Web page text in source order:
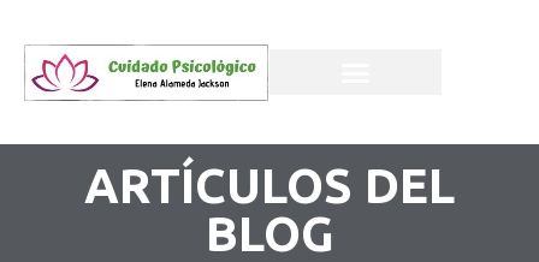
ARTÍCULOS DEL
BLOG